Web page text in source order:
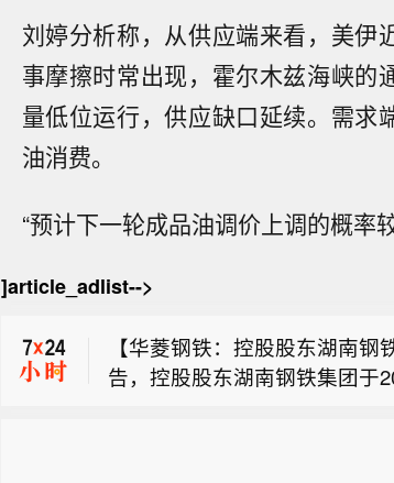
刘婷分析称，从供应端来看，美伊
事摩擦时常出现，霍尔木兹海峡的
量低位运行，供应缺口延续。需求
油消费。
“预计下一轮成品油调价上调的概率
]article_adlist-->
【毕得医药：实际控制人一致
行动协议》已到期终止，不再
3523%。戴岚、戴龙系姐弟
和比例不变，不涉及权益变动
【永臻股份：拟4000万-8000
不超过8000万元，价格不超
月内。回购股份用于实施员工
【华菱钢铁：控股股东湖南
告，控股股东湖南钢铁集团于